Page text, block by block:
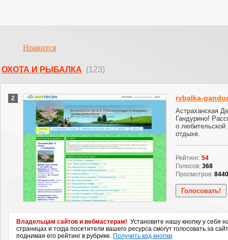
Нравится
ОХОТА И РЫБАЛКА (123)
2 rybalka-
Астраханская
Гандурино!
о любительской
отдыхе.
Рейтинг: 54
Голосов: 368
Просмотров: 8440
Владельцам сайтов и вебмастерам! Установите нашу кнопку у себя
страницах и тогда посетители вашего ресурса смогут голосовать за
поднимая его рейтинг в рубрике. Получить код кнопки